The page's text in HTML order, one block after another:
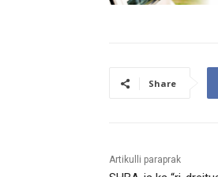
Share
Artikulli paraprak